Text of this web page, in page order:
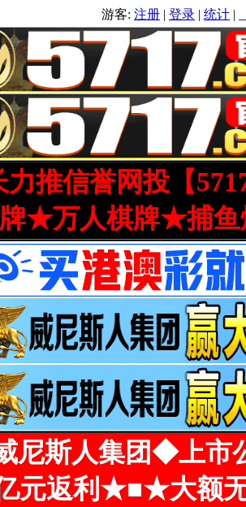
游客: 注册 | 登录 | 统计 |
力推信誉网投【
牌★万人棋牌★捕鱼
威尼斯人集团◆上
元返利★■★大额